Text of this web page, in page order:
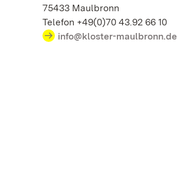
75433 Maulbronn
Telefon +49(0)70 43.92 66 10
info@kloster-maulbronn.de